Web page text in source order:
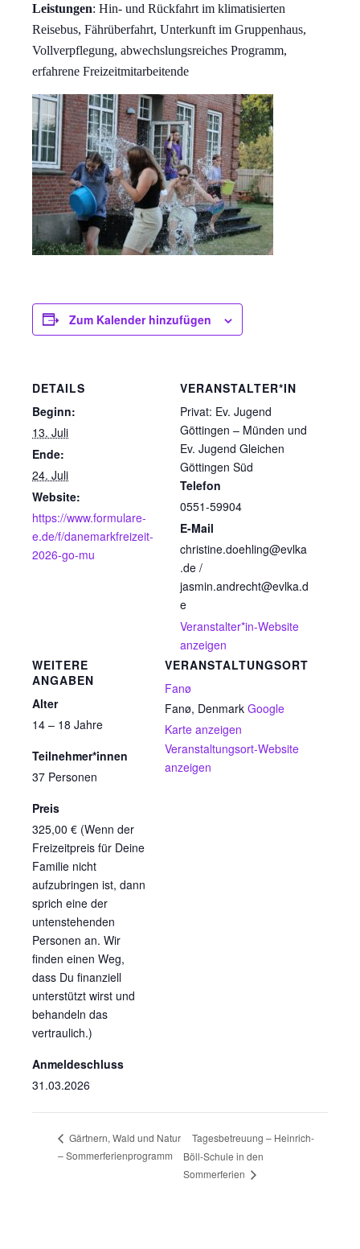
Leistungen: Hin- und Rückfahrt im klimatisierten
Reisebus, Fährüberfahrt, Unterkunft im Gruppenhaus,
Vollverpflegung, abwechslungsreiches Programm,
erfahrene Freizeitmitarbeitende
Zum Kalender hinzufügen
DETAILS
Beginn:
13. Juli
Ende:
24. Juli
Website:
https://www.formulare-
e.de/f/danemarkfreizeit-
2026-go-mu
VERANSTALTUNGSORT
Fanø
Fanø, Denmark Google
Karte anzeigen
Veranstaltungsort-Website
anzeigen
VERANSTALTER*IN
Privat: Ev. Jugend
Göttingen – Münden und
Ev. Jugend Gleichen
Göttingen Süd
Telefon
0551-59904
E-Mail
christine.doehling@evlka
.de /
jasmin.andrecht@evlka.d
e
Veranstalter*in-Website
anzeigen
WEITERE
ANGABEN
Alter
14 – 18 Jahre
Teilnehmer*innen
37 Personen
Preis
325,00 € (Wenn der
Freizeitpreis für Deine
Familie nicht
aufzubringen ist, dann
sprich eine der
untenstehenden
Personen an. Wir
finden einen Weg,
dass Du finanziell
unterstützt wirst und
behandeln das
vertraulich.)
Anmeldeschluss
31.03.2026
Gärtnern, Wald und Natur
– Sommerferienprogramm
Tagesbetreuung – Heinrich-
Böll-Schule in den
Sommerferien